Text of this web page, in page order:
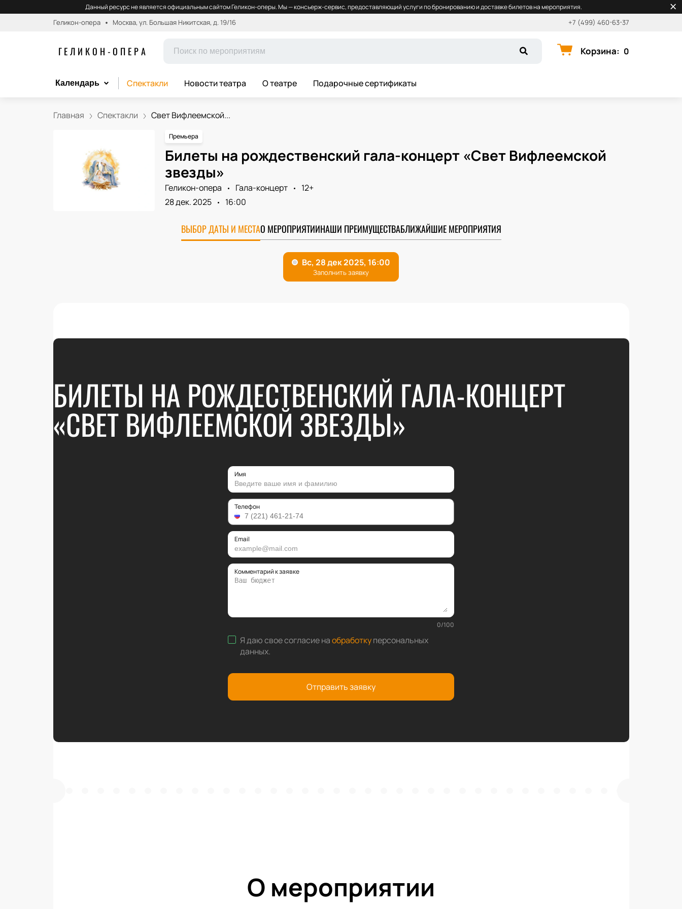
Данный ресурс не является официальным сайтом Геликон-оперы. Мы — консьерж-сервис, предоставляющий услуги по бронированию и доставке билетов на мероприятия.
Геликон-опера Москва, ул. Большая Никитская, д. 19/16 +7 (499) 460-63-37
ГЕЛИКОН-ОПЕРА Корзина: 0
Календарь Спектакли Новости театра О театре Подарочные сертификаты
Главная Спектакли Свет Вифлеемской...
Премьера
Билеты на рождественский гала-концерт «Свет Вифлеемской
звезды»
Геликон-опера Гала-концерт
12+
28 дек. 2025
16:00
ВЫБОР ДАТЫ И МЕСТАО МЕРОПРИЯТИИНАШИ ПРЕИМУЩЕСТВАБЛИЖАЙШИЕ МЕРОПРИЯТИЯ
БИЛЕТЫ НА РОЖДЕСТВЕНСКИЙ ГАЛА-КОНЦЕРТ
«СВЕТ ВИФЛЕЕМСКОЙ ЗВЕЗДЫ»
Имя
Телефон
Email
Комментарий к заявке
0/100
Я даю свое согласие наобработкуперсональных
данных.
Отправить заявку
О мероприятии